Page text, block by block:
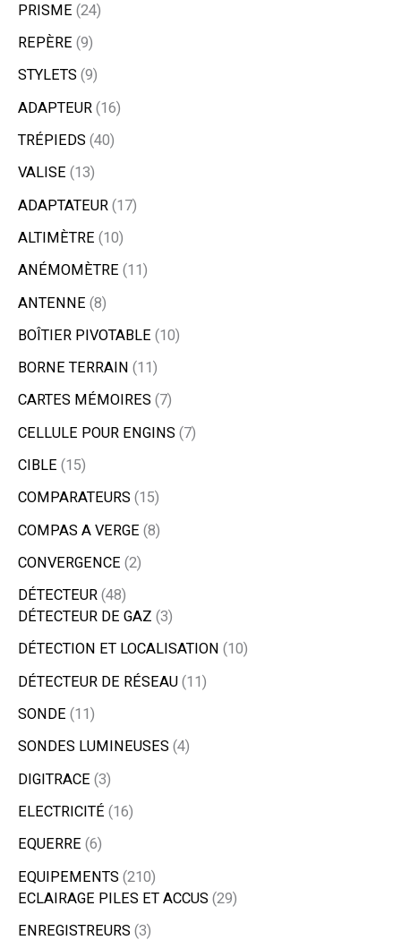
PRISME 24
REPÈRE 9
STYLETS 9
ADAPTEUR 16
TRÉPIEDS 40
VALISE 13
ADAPTATEUR 17
ALTIMÈTRE 10
ANÉMOMÈTRE 11
ANTENNE 8
BOÎTIER PIVOTABLE 10
BORNE TERRAIN 11
CARTES MÉMOIRES 7
CELLULE POUR ENGINS 7
CIBLE 15
COMPARATEURS 15
COMPAS A VERGE 8
CONVERGENCE 2
DÉTECTEUR 48
DÉTECTEUR DE GAZ 3
DÉTECTION ET LOCALISATION
10
DÉTECTEUR DE RÉSEAU 11
SONDE 11
SONDES LUMINEUSES 4
DIGITRACE 3
ELECTRICITÉ 16
EQUERRE 6
EQUIPEMENTS 210
ECLAIRAGE PILES ET ACCUS 29
ENREGISTREURS 3